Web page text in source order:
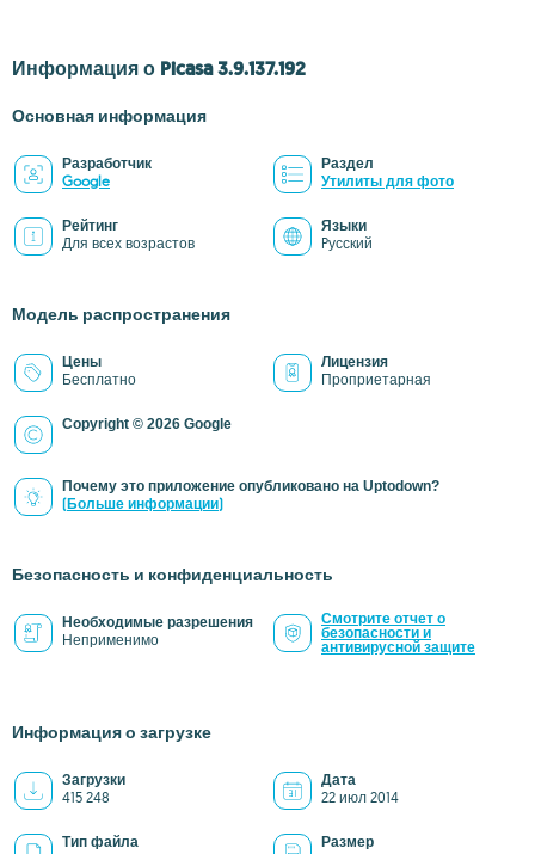
Информация о Picasa 3.9.137.192
Основная информация
Разработчик
Google
Раздел
Утилиты для фото
Рейтинг
Для всех возрастов
Языки
Pусский
Модель распространения
Цены
Бесплатно
Лицензия
Проприетарная
Copyright © 2026 Google
Почему это приложение опубликовано на Uptodown?
(Больше информации)
Безопасность и конфиденциальность
Необходимые разрешения
Неприменимо
Смотрите отчет о
безопасности и
антивирусной защите
Информация о загрузке
Загрузки
415 248
Дата
22 июл 2014
Тип файла Размер